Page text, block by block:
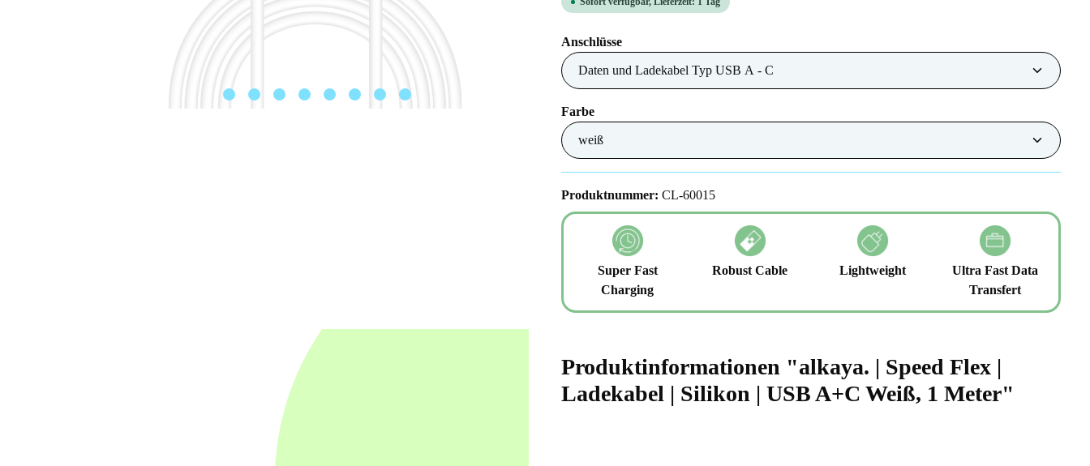
Anschlüsseauswählen
Farbeauswählen
Produktnummer: CL-60015
Super Fast
Charging
Robust Cable Lightweight
Ultra Fast Data
Transfert
Produktinformationen "alkaya. | Speed Flex |
Ladekabel | Silikon | USB A+C Weiß, 1 Meter"